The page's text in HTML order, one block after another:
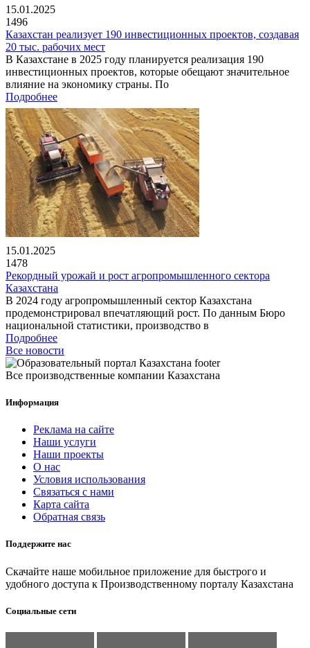
15.01.2025
1496
Казахстан реализует 190 инвестиционных проектов, создавая
20 тыс. рабочих мест
В Казахстане в 2025 году планируется реализация 190
инвестиционных проектов, которые обещают значительное
влияние на экономику страны. По
Подробнее
15.01.2025
1478
Рекордный урожай и рост агропромышленного сектора
Казахстана
В 2024 году агропромышленный сектор Казахстана
продемонстрировал впечатляющий рост. По данным Бюро
национальной статистики, производство в
Подробнее
Все новости
Все производственные компании Казахстана
Информация
Реклама на сайте
Наши услуги
Наши проекты
О нас
Условия использования
Связаться с нами
Карта сайта
Обратная связь
Поддержите нас
Скачайте наше мобильное приложение для быстрого и
удобного доступа к Производственному порталу Казахстана
Социальные сети